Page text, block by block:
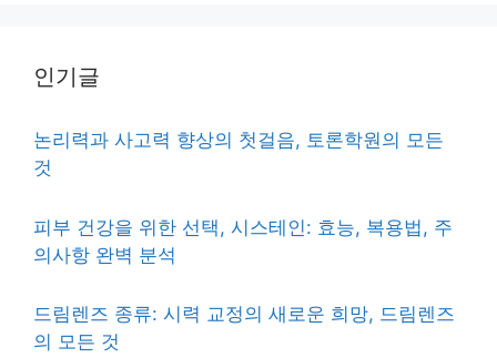
인기글
논리력과 사고력 향상의 첫걸음, 토론학원의 모든
것
피부 건강을 위한 선택, 시스테인: 효능, 복용법, 주
의사항 완벽 분석
드림렌즈 종류: 시력 교정의 새로운 희망, 드림렌즈
의 모든 것